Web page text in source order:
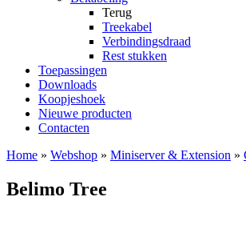
Terug
Treekabel
Verbindingsdraad
Rest stukken
Toepassingen
Downloads
Koopjeshoek
Nieuwe producten
Contacten
Home » Webshop » Miniserver & Extension »
Belimo Tree